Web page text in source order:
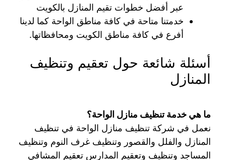
عبر أفضل خطوات تقيم المنازل بالكويت
خدمتنا متاحة في كافة مناطق الواحة كما لدينا
أفرع في كافة مناطق الكويت ومحافظاتها.
أسئلة شائعة حول تعقيم وتنظيف
المنازل
ما هي خدمة تنظيف منازل الواحة؟
نعمل في شركة تنظيف منازل الواحة في تنظيف
المنازل والفلل والقصور وتنظيف غرف النوم وتنظيف
المساجد وتنظيف وتعقيم المدارس تعقيم المشافي